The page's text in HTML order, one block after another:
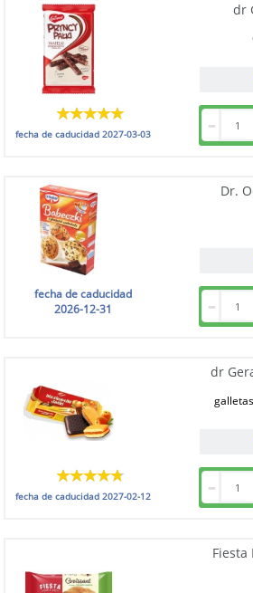
dr
fecha de caducidad2027-03-03
Dr.
fecha de caducidad
2026-12-31
dr
fecha de caducidad2027-02-12
Fiesta